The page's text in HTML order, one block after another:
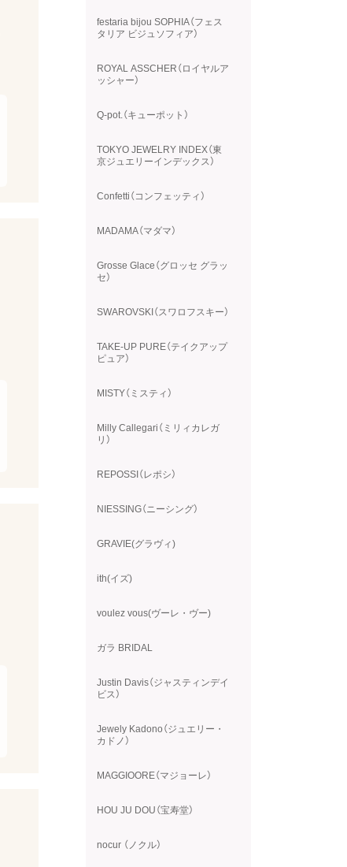
festaria bijou SOPHIA（フェス
タリア ビジュソフィア）
ROYAL ASSCHER（ロイヤルア
ッシャー）
Q-pot.（キューポット）
TOKYO JEWELRY INDEX（東
京ジュエリーインデックス）
Confetti（コンフェッティ）
MADAMA（マダマ）
Grosse Glace（グロッセ グラッ
セ）
SWAROVSKI（スワロフスキー）
TAKE-UP PURE（テイクアップ
ピュア）
MISTY（ミスティ）
Milly Callegari（ミリィカレガ
リ）
REPOSSI（レポシ）
NIESSING（ニーシング）
GRAVIE(グラヴィ)
ith(イズ)
voulez vous(ヴーレ・ヴー)
ガラ BRIDAL
Justin Davis（ジャスティンデイ
ビス）
Jewely Kadono（ジュエリー・
カドノ）
MAGGIOORE（マジョーレ）
HOU JU DOU（宝寿堂）
nocur （ノクル）